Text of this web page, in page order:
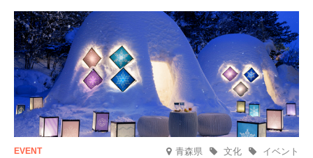
けます。
青森県 イベント
文化